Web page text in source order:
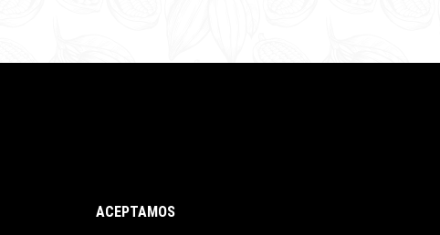
ACEPTAMOS